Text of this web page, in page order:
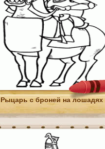
Рыцарь с броней на лошадях